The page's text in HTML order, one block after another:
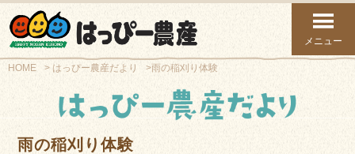
メニュー
HOME はっぴー農産だより 雨の稲刈り体験
雨の稲刈り体験